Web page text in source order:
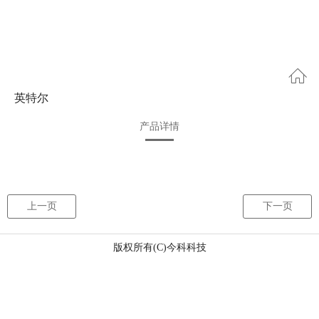
英特尔
产品详情
上一页 下一页
版权所有(C)今科科技